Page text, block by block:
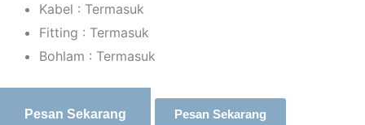
Kabel : Termasuk
Fitting : Termasuk
Bohlam : Termasuk
Pesan Sekarang Pesan Sekarang